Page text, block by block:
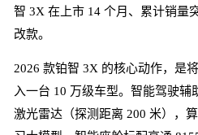
智 3X 在上市 14 个月、累计销量
改款。
2026 款铂智 3X 的核心动作，是
入一台 10 万级车型。智能驾驶辅
激光雷达（探测距离 200 米），